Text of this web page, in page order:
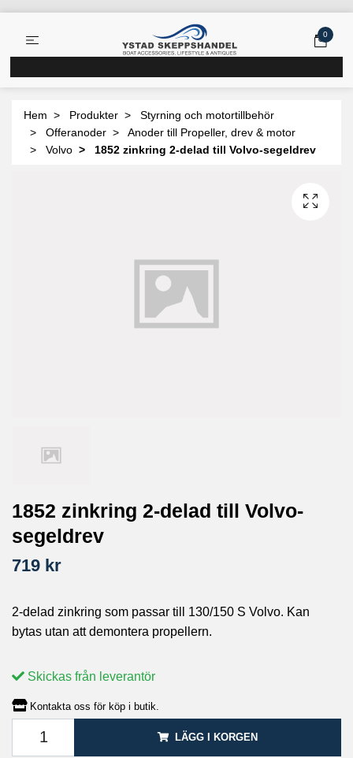
0
Hem Produkter
Styrning och motortillbehör
Offeranoder
Anoder till Propeller, drev & motor
Volvo
1852 zinkring 2-delad till Volvo-segeldrev
1852 zinkring 2-delad till Volvo-
segeldrev
719 kr
2-delad zinkring som passar till 130/150 S Volvo. Kan
bytas utan att demontera propellern.
Skickas från leverantör
Kontakta oss för köp i butik.
LÄGG I KORGEN